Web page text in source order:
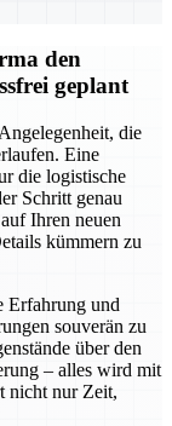
den
geplant
die
Eine
die logistische
Schritt genau
Ihren neuen
kümmern zu
Erfahrung und
souverän zu
über den
– alles wird mit
nicht nur Zeit,